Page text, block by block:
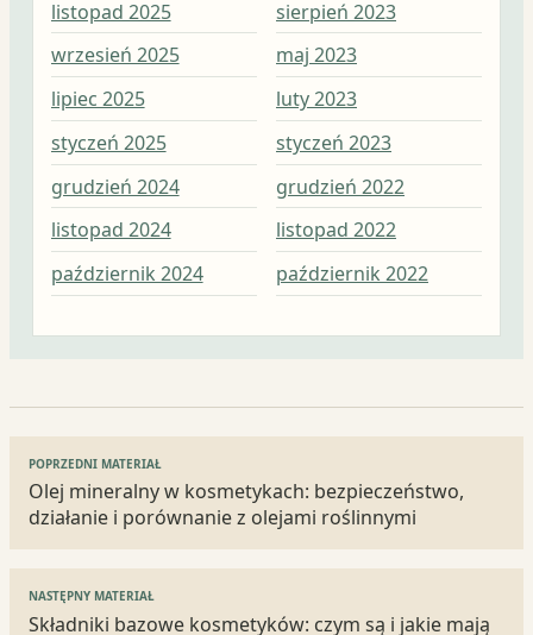
listopad 2025
wrzesień 2025
lipiec 2025
styczeń 2025
grudzień 2024
listopad 2024
październik 2024
sierpień 2023
maj 2023
luty 2023
styczeń 2023
grudzień 2022
listopad 2022
październik 2022
Nawigacja
wpisu
POPRZEDNI MATERIAŁ
Olej mineralny w kosmetykach: bezpieczeństwo,
działanie i porównanie z olejami roślinnymi
NASTĘPNY MATERIAŁ
Składniki bazowe kosmetyków: czym są i jakie mają